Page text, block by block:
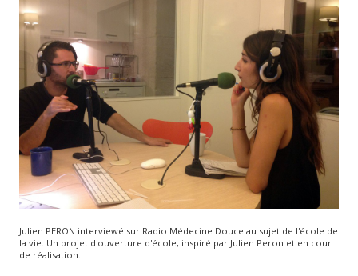
Julien PERON interviewé sur Radio Médecine Douce au sujet de l'école de
la vie. Un projet d'ouverture d'école, inspiré par Julien Peron et en cour
de réalisation.